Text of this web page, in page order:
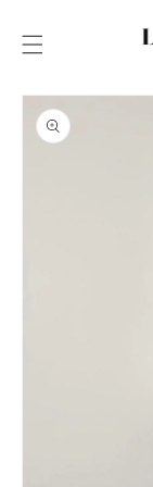
Ürün
bilgisine
atla